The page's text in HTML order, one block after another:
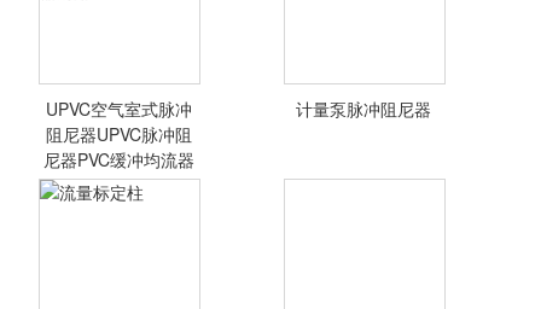
<查看详情> <查看详情>
UPVC空气室式脉冲
阻尼器UPVC脉冲阻
尼器PVC缓冲均流器
计量泵脉冲阻尼器